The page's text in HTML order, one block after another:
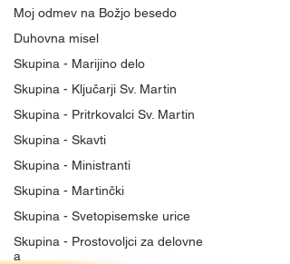
Moj odmev na Božjo besedo
Duhovna misel
Skupina - Marijino delo
Skupina - Ključarji Sv. Martin
Skupina - Pritrkovalci Sv. Martin
Skupina - Skavti
Skupina - Ministranti
Skupina - Martinčki
Skupina - Svetopisemske urice
Skupina - Prostovoljci za delovne
a